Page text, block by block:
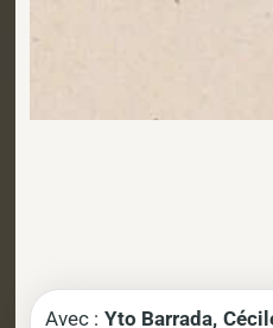
Avec : Yto Barrada,